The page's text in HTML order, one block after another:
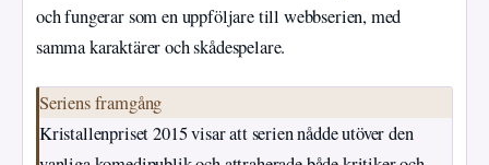
och fungerar som en uppföljare till webbserien, med
samma karaktärer och skådespelare.
Seriens framgång
Kristallenpriset 2015 visar att serien nådde utöver den